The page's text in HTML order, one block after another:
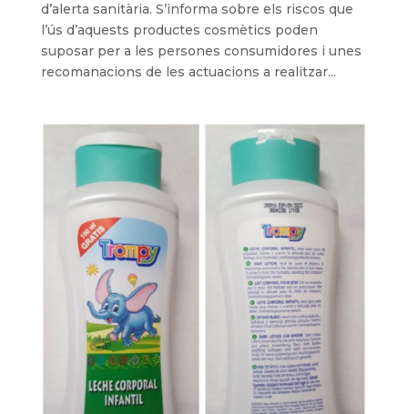
d’alerta sanitària. S’informa sobre els riscos que
l’ús d’aquests productes cosmètics poden
suposar per a les persones consumidores i unes
recomanacions de les actuacions a realitzar...